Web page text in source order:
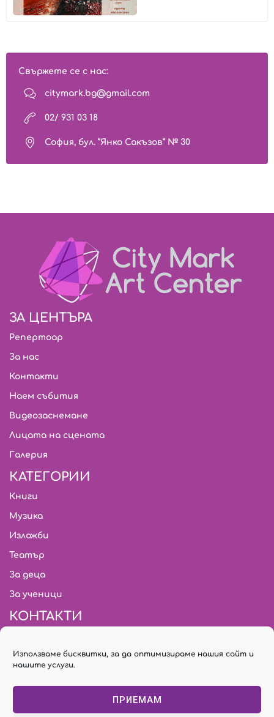
Използваме бисквитки, за да оптимизираме нашия сайт и
нашите услуги.
ПРИЕМАМ
Свържете се с нас:
citymark.bg@gmail.com
02/ 931 03 18
София, бул. “Янко Сакъзов” № 30
ЗА ЦЕНТЪРА
Репертоар
За нас
Контакти
Наем събития
Видеозаснемане
Лицата на сцената
Галерия
КАТЕГОРИИ
Книги
Музика
Изложби
Театър
За деца
За ученици
КОНТАКТИ
02/ 931 03 18
Билети: 02/ 955 74 78
София, бул. “Янко Сакъзов” № 30